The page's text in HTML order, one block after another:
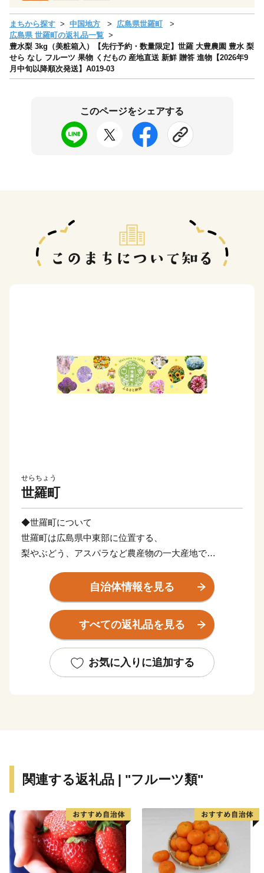
まちから探す 中国地方
広島県世羅町
広島県 世羅町の返礼品一覧
豊水梨 3kg（美粧箱入）【先行予約・数量限定】世羅 大豊農園 豊水 梨
せら なし フルーツ 果物 くだもの 産地直送 新鮮 贈答 進物【2026年9
月中旬以降順次発送】A019-03
このページをシェアする
せらちょう
世羅町
◆世羅町について
世羅町は広島県中東部に位置する、
梨やぶどう、アスパラなど農産物の一大産地で
また四季折々の花が見られる花農園や
甘い甘い果物の収穫体験ができる果樹農園などもあり、
食や体験の魅力満載の街です。
◆お礼品について
7,000円以上寄附をしていただいた町外の方には、お礼
・お礼品のお届け日時指定はお受けしておりません。
◆受領証明書・ワンストップ特例申請書について
各種書類をご希望の方につきましては、お礼品とは別送
にて14日以内に郵送いたします。
自治体情報を見る
すべての返礼品を見る
お気に入りに追加する
関連する返礼品 | "フルーツ類"